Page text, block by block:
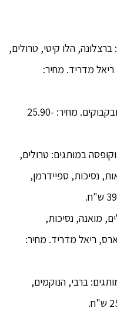
במארז): ברצלונה, הלו קיטי, טרולים,
ריאל מדריד. מחיר:
סטים ממותגים של תיקי אוכל ובקבוקים. מחיר: 25.90-
במותגים: טרולים,
נסיכות, ספיידרמן,
מואנה, נסיכות,
ריאל מדריד. מחיר:
ברבי, הנוקמים,